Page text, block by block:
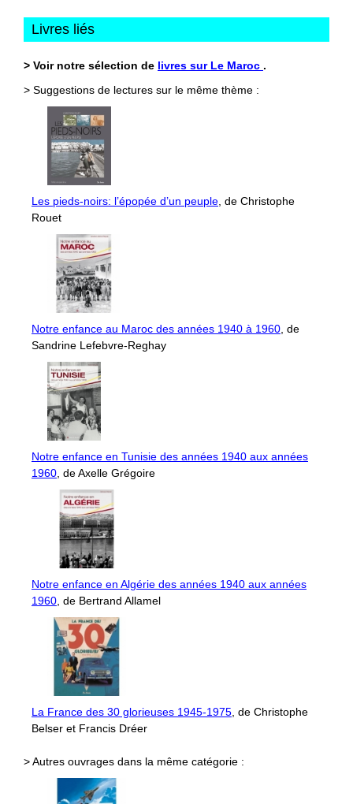
Livres liés
> Voir notre sélection de livres sur Le Maroc .
> Suggestions de lectures sur le même thème :
Les pieds-noirs: l’épopée d’un peuple , de Christophe
Rouet
Notre enfance au Maroc des années 1940 à 1960 , de
Sandrine Lefebvre-Reghay
Notre enfance en Tunisie des années 1940 aux années
1960 , de Axelle Grégoire
Notre enfance en Algérie des années 1940 aux années
1960 , de Bertrand Allamel
La France des 30 glorieuses 1945-1975 , de Christophe
Belser et Francis Dréer
> Autres ouvrages dans la même catégorie :